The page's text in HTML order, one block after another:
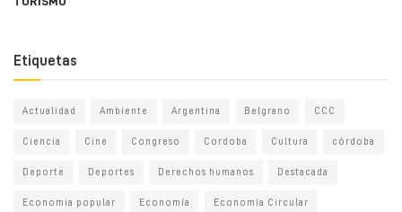
Etiquetas
Actualidad Ambiente Argentina Belgrano CCC
Ciencia Cine Congreso Cordoba Cultura córdoba
Deporte Deportes Derechos humanos Destacada
Economia popular Economía Economía Circular